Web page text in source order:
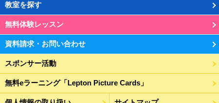
教室を探す
無料体験レッスン
資料請求・お問い合わせ
スポンサー活動
無料eラーニング「Lepton Picture Cards」